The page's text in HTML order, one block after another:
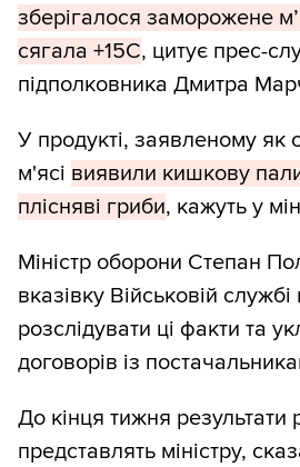
зберігалося заморожене
сягала +15С, цитує прес-
підполковника Дмитра
У продукті, заявленому як
м'ясі виявили кишкову
плісняві гриби, кажуть у
Міністр оборони Степан
вказівку Військовій
розслідувати ці факти та
договорів із
До кінця тижня результати
представлять міністру,